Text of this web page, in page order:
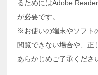
るためにはAdobe
が必要です。
※お使いの端末やソフト
閲覧できない場合や、正
あらかじめご了承くださ